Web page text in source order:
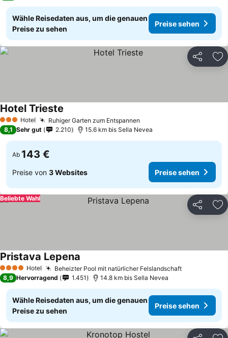
Wähle Reisedaten aus, um die genauen
Preise zu sehen
Preise sehen
Teilen
3 SterneHotel Ruhiger Garten zum Entspannen
Hotel Trieste
8,1 Sehr gut 2.210 15.6 km bis Sella Nevea
Ab 143 €
Preise von 3 Websites Preise sehen
Teilen
Beliebte Wahl
4 Sterne Hotel Beheizter Pool mit natürlicher Felslandschaft
Pristava Lepena
8,9 Hervorragend 1.451 14.8 km bis Sella Nevea
Wähle Reisedaten aus, um die genauen
Preise zu sehen
Preise sehen